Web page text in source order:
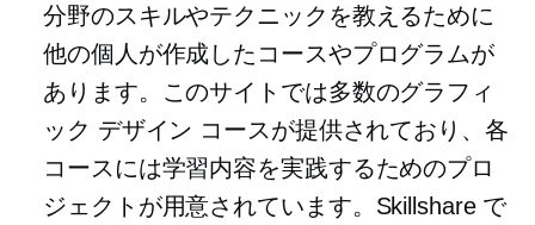
分野のスキルやテクニックを教えるために
他の個人が作成したコースやプログラムが
あります。このサイトでは多数のグラフィ
ック デザイン コースが提供されており、各
コースには学習内容を実践するためのプロ
ジェクトが用意されています。Skillshare で